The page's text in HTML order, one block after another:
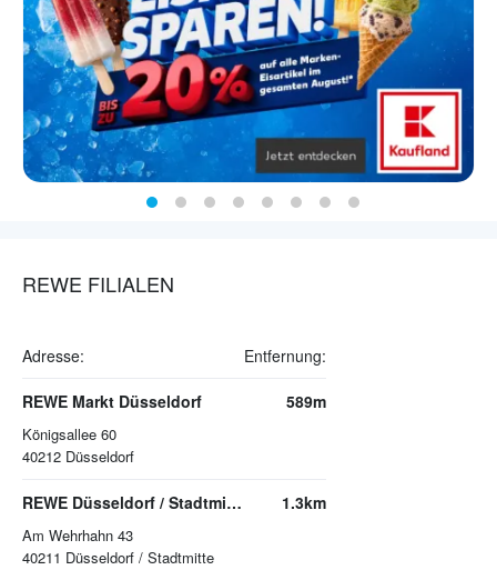
REWE FILIALEN
Adresse: Entfernung:
REWE Markt Düsseldorf
Königsallee 60
40212 Düsseldorf
589m
REWE Düsseldorf / Stadtmitte
Am Wehrhahn 43
40211 Düsseldorf / Stadtmitte
1.3km